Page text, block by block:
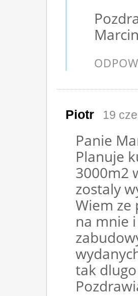
Piotr 19
Panie
Planuje
3000m2
zostaly
Wiem ze
na mnie
tak